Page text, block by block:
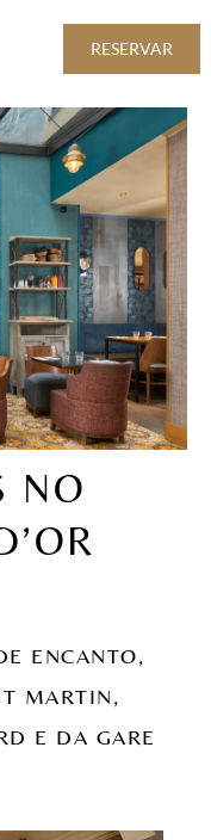
RESERVAR
NO
ENCANTO,
MARTIN,
E DA GARE